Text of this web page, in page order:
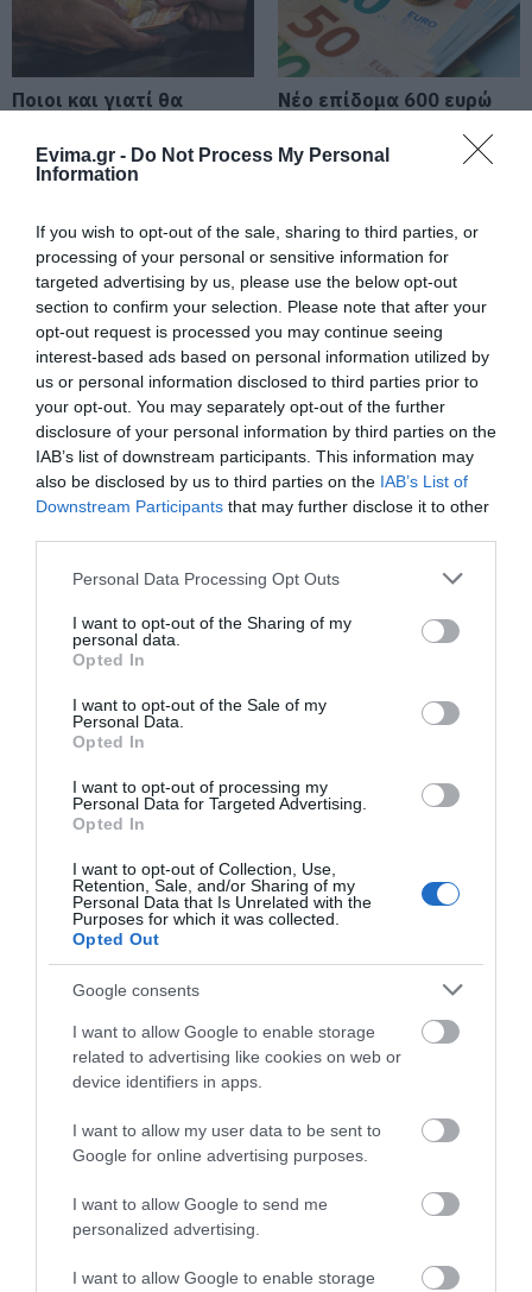
Evima.gr - Do Not Process My Personal
Information
If you wish to opt-out of the sale, sharing to third parties, or
processing of your personal or sensitive information for
targeted advertising by us, please use the below opt-out
section to confirm your selection. Please note that after your
opt-out request is processed you may continue seeing
interest-based ads based on personal information utilized by
us or personal information disclosed to third parties prior to
your opt-out. You may separately opt-out of the further
disclosure of your personal information by third parties on the
IAB’s list of downstream participants. This information may
also be disclosed by us to third parties on the IAB’s List of
Downstream Participants that may further disclose it to other
Please note that this website/app uses one or more Google
not limited to your visit or usage behaviour. You may click to
grant or deny consent to Google and its third-party tags to
use your data for below specified purposes in below Google
consent section.
Personal Data Processing Opt Outs
I want to opt-out of the Sharing of my
personal data.
Opted In
I want to opt-out of the Sale of my
Personal Data.
Opted In
I want to opt-out of processing my
Personal Data for Targeted Advertising.
Opted In
I want to opt-out of Collection, Use,
Retention, Sale, and/or Sharing of my
Personal Data that Is Unrelated with the
Purposes for which it was collected.
Opted Out
Google consents
I want to allow Google to enable storage
related to advertising like cookies on web or
device identifiers in apps.
I want to allow my user data to be sent to
Google for online advertising purposes.
I want to allow Google to send me
personalized advertising.
I want to allow Google to enable storage
08.08.2026 | 08:20
Προσοχή σήμερα στην Εύβοια:
Υψηλός κίνδυνος πυρκαγιάς! Τι
Προστασία
08.08.2026 | 08:00
Μεγάλο πανηγύρι στην Εύβοια:
Πλημμύρισε με κόσμο η Φαράκλα
(pics&vid)
08.08.2026 | 00:59
Ο καιρός αλλάζει πρόσωπο:
Έρχονται 40άρια μαζί με
θυελλώδη μελτέμια
07.08.2026 | 22:20
Εύβοια: Ηχηρό μήνυμα πέντε
χρόνια μετά τη μεγάλη
καταστροφή του 2021
07.08.2026 | 21:40
Εύβοια: Γυναίκα έπεσε θύμα
διαδικτυακής απάτης – Πλήρωσε
07.08.2026 | 21:20
Τραγωδία στην Εύβοια: Άνδρας
ανασύρθηκε χωρίς τις αισθήσεις
του από τη θάλασσα
07.08.2026 | 20:57
Ποιοι και γιατί θα
σύνταξη τον Αύγουστο
Νέο επίδομα 600 ευρώ
δικαιούχοι
Πότε θα πληρωθούν οι
συντάξεις Σεπτεμβρίου
2026
Συντάξεις: Ποιοι θα
πάρουν αύξηση το
2027 – Τα ποσά
Πώς θα πληρωθούν
όσοι δουλέψουν στις 15
Συντάξεις Σεπτεμβρίου
δικαιούχοι – Οι
ημερομηνίες του e-